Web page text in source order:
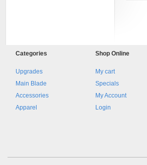
Blocchetto 161084 Ossidato
Categories
Upgrades
Main Blade
Accessories
Apparel
Shop Online
My cart
Specials
My Account
Login